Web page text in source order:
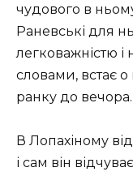
чудового в
Раневські для
легковажністю і
словами, встає о
ранку до вечора.
В Лопахіному
і сам він